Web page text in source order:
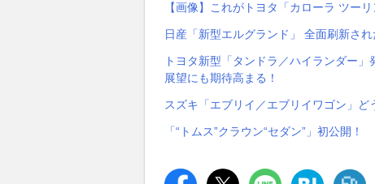
【画像】これがトヨタ「カローラ ツー
日産「新型エルグランド」 全面刷新さ
トヨタ新型「タンドラ／ハイランダー
展望にも期待高まる！
スズキ「エブリイ／エブリイワゴン」ど
「“トムス”クラウン“セダン”」初公開！